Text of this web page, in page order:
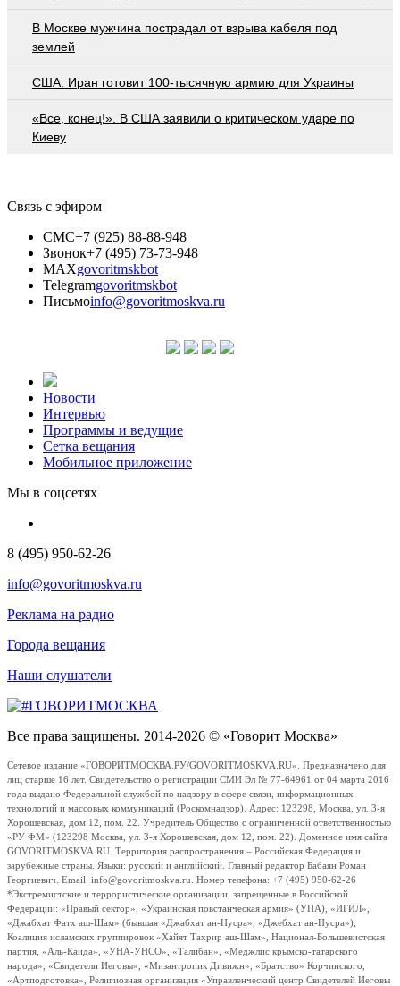
В Москве мужчина пострадал от взрыва кабеля под
землей
США: Иран готовит 100-тысячную армию для Украины
«Все, конец!». В США заявили о критическом ударе по
Киеву
Связь с эфиром
СМС+7 (925) 88-88-948
Звонок+7 (495) 73-73-948
MAXgovoritmskbot
Telegramgovoritmskbot
Письмоinfo@govoritmoskva.ru
Новости
Интервью
Программы и ведущие
Сетка вещания
Мобильное приложение
Мы в соцсетях
8 (495) 950-62-26
info@govoritmoskva.ru
Реклама на радио
Города вещания
Наши слушатели
Все права защищены. 2014-2026 © «Говорит Москва»
Сетевое издание «ГОВОРИТМОСКВА.РУ/GOVORITMOSKVA.RU». Предназначено для
лиц старше 16 лет. Свидетельство о регистрации СМИ Эл № 77-64961 от 04 марта 2016
года выдано Федеральной службой по надзору в сфере связи, информационных
технологий и массовых коммуникаций (Роскомнадзор). Адрес: 123298, Москва, ул. 3-я
Хорошевская, дом 12, пом. 22. Учредитель Общество с ограниченной ответственностью
«РУ ФМ» (123298 Москва, ул. 3-я Хорошевская, дом 12, пом. 22). Доменное имя сайта
GOVORITMOSKVA.RU. Территория распространения – Российская Федерация и
зарубежные страны. Языки: русский и английский. Главный редактор Бабаян Роман
Георгиевич. Email: info@govoritmoskva.ru. Номер телефона: +7 (495) 950-62-26
*Экстремистские и террористические организации, запрещенные в Российской
Федерации: «Правый сектор», «Украинская повстанческая армия» (УПА), «ИГИЛ»,
«Джабхат Фатх аш-Шам» (бывшая «Джабхат ан-Нусра», «Джебхат ан-Нусра»),
Коалиция исламских группировок «Хайят Тахрир аш-Шам», Национал-Большевистская
партия, «Аль-Каида», «УНА-УНСО», «Талибан», «Меджлис крымско-татарского
народа», «Свидетели Иеговы», «Мизантропик Дивижн», «Братство» Корчинского,
«Артподготовка», Религиозная организация «Управленческий центр Свидетелей Иеговы